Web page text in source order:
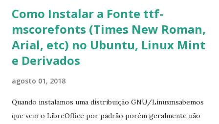
Como Instalar a Fonte ttf-
mscorefonts (Times New Roman,
Arial, etc) no Ubuntu, Linux Mint
e Derivados
agosto 01, 2018
Quando instalamos uma distribuição GNU/Linuxmsabemos
que vem o LibreOffice por padrão porém geralmente não